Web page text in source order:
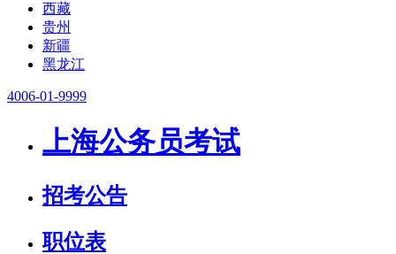
西藏
贵州
新疆
黑龙江
4006-01-9999
上海公务员考试
招考公告
职位表